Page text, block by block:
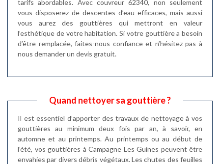
tarifs abordables. Avec couvreur 62340, non seulement
vous disposerez de descentes d’eau efficaces, mais aussi
vous aurez des gouttières qui mettront en valeur
l’esthétique de votre habitation. Si votre gouttière a besoin
d’être remplacée, faites-nous confiance et n’hésitez pas à
nous demander un devis gratuit.
Quand nettoyer sa gouttière ?
Il est essentiel d’apporter des travaux de nettoyage à vos
gouttières au minimum deux fois par an, à savoir, en
automne et au printemps. Au printemps ou au début de
l’été, vos gouttières à Campagne Les Guines peuvent être
envahies par divers débris végétaux. Les chutes des feuilles